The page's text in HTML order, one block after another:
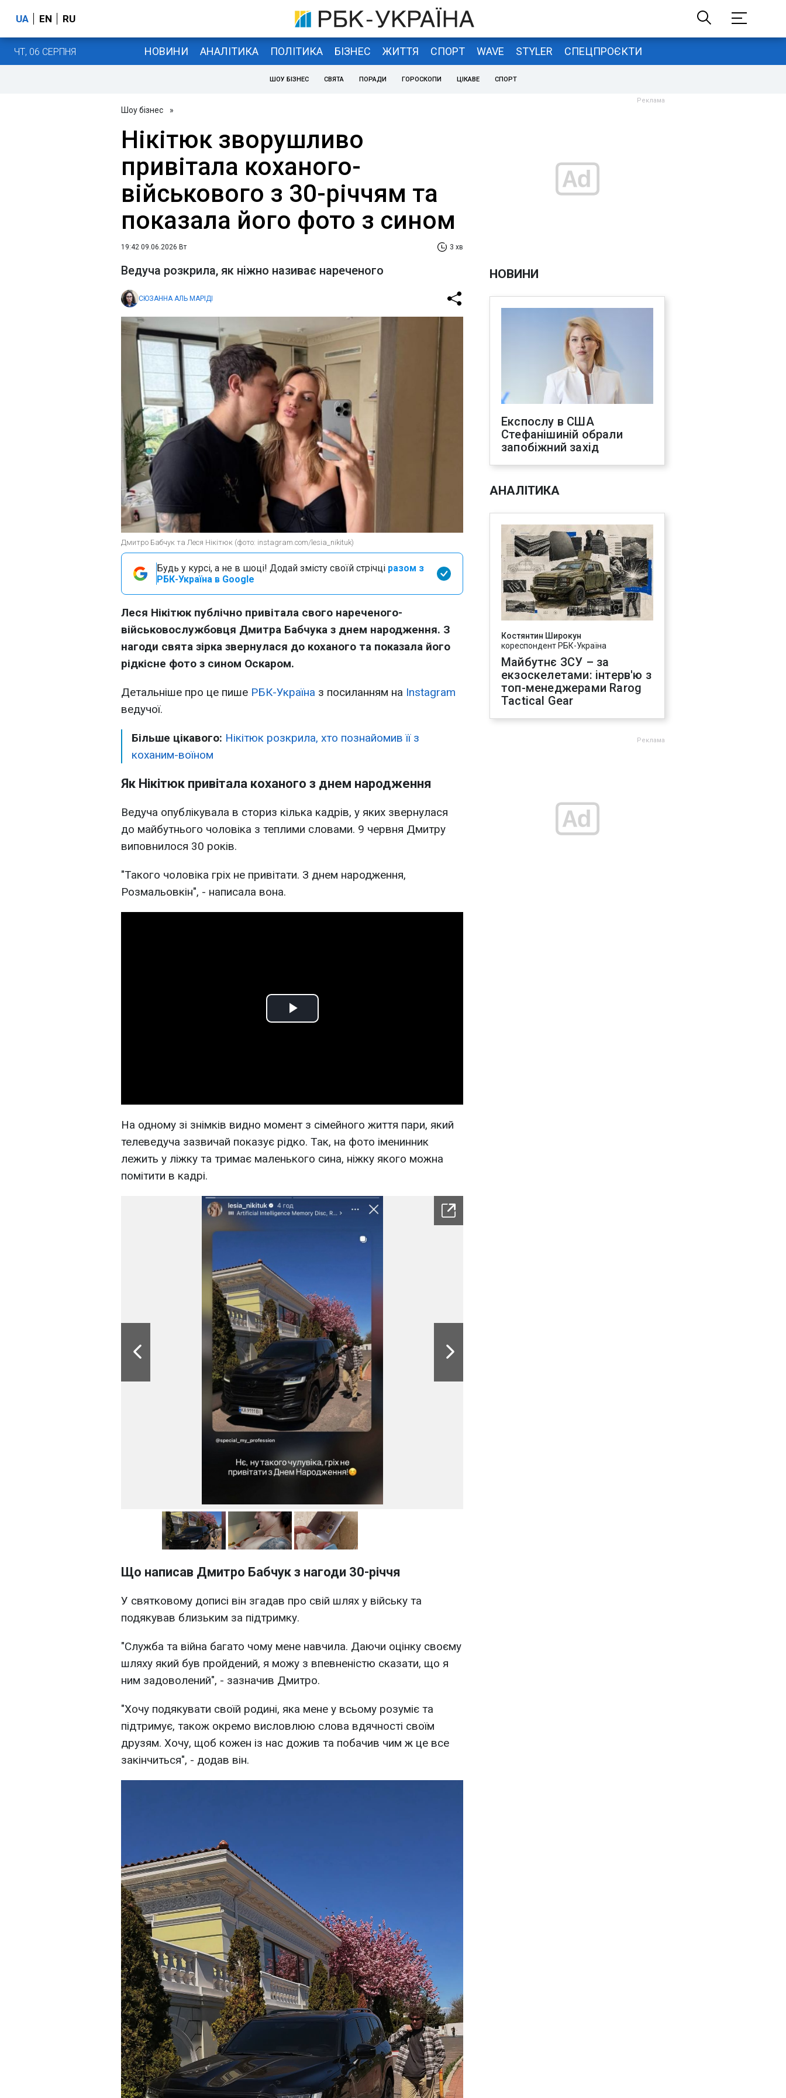
UA EN RU
ЧТ, 06 СЕРПНЯ НОВИНИ АНАЛІТИКА ПОЛІТИКА БІЗНЕС ЖИТТЯ СПОРТ WAVE STYLER СПЕЦПРОЄКТИ
ШОУ БІЗНЕС СВЯТА ПОРАДИ ГОРОСКОПИ ЦІКАВЕ СПОРТ
Шоу бізнес »
Нікітюк зворушливо
привітала коханого-
військового з 30-річчям та
показала його фото з сином
19:42 09.06.2026 Вт 3 хв
Ведуча розкрила, як ніжно називає нареченого
СЮЗАННА АЛЬ МАРІДІ
Дмитро Бабчук та Леся Нікітюк (фото: instagram.com/lesia_nikituk)
Будь у курсі, а не в шоці! Додай змісту своїй стрічці разом з
РБК-Україна в Google
Леся Нікітюк публічно привітала свого нареченого-
військовослужбовця Дмитра Бабчука з днем народження. З
нагоди свята зірка звернулася до коханого та показала його
рідкісне фото з сином Оскаром.
Детальніше про це пише РБК-Україна з посиланням на Instagram
ведучої.
Більше цікавого: Нікітюк розкрила, хто познайомив її з
коханим-воїном
Як Нікітюк привітала коханого з днем народження
Ведуча опублікувала в сториз кілька кадрів, у яких звернулася
до майбутнього чоловіка з теплими словами. 9 червня Дмитру
виповнилося 30 років.
"Такого чоловіка гріх не привітати. З днем народження,
Розмальовкін", - написала вона.
Play
На одному зі знімків видно момент з сімейного життя пари, який
телеведуча зазвичай показує рідко. Так, на фото іменинник
лежить у ліжку та тримає маленького сина, ніжку якого можна
помітити в кадрі.
Що написав Дмитро Бабчук з нагоди 30-річчя
У святковому дописі він згадав про свій шлях у війську та
подякував близьким за підтримку.
"Служба та війна багато чому мене навчила. Даючи оцінку своєму
шляху який був пройдений, я можу з впевненістю сказати, що я
ним задоволений", - зазначив Дмитро.
"Хочу подякувати своїй родині, яка мене у всьому розуміє та
підтримує, також окремо висловлюю слова вдячності своїм
друзям. Хочу, щоб кожен із нас дожив та побачив чим ж це все
закінчиться", - додав він.
НОВИНИ
Експослу в США
Стефанішиній обрали
запобіжний захід
АНАЛІТИКА
Костянтин Широкун
кореспондент РБК-Україна
Майбутнє ЗСУ – за
екзоскелетами: інтерв'ю з
топ-менеджерами Rarog
Tactical Gear